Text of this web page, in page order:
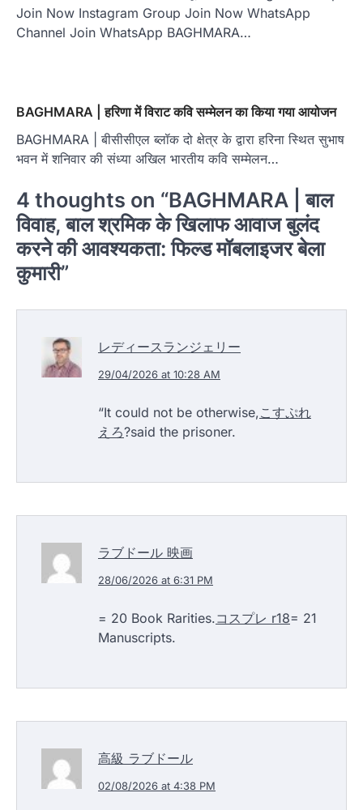
Join Now Instagram Group Join Now WhatsApp
Channel Join WhatsApp BAGHMARA…
BAGHMARA | हरिणा में विराट कवि सम्मेलन का किया गया आयोजन
BAGHMARA | बीसीसीएल ब्लॉक दो क्षेत्र के द्वारा हरिना स्थित सुभाष
भवन में शनिवार की संध्या अखिल भारतीय कवि सम्मेलन…
4 thoughts on “BAGHMARA | बाल
विवाह, बाल श्रमिक के खिलाफ आवाज बुलंद
करने की आवश्यकता: फिल्ड मॉबलाइजर बेला
कुमारी”
レディースランジェリー
29/04/2026 at 10:28 AM
“It could not be otherwise, こすぷれ
えろ?said the prisoner.
ラブドール 映画
28/06/2026 at 6:31 PM
= 20 Book Rarities.コスプレ r18= 21
Manuscripts.
高級 ラブドール
02/08/2026 at 4:38 PM